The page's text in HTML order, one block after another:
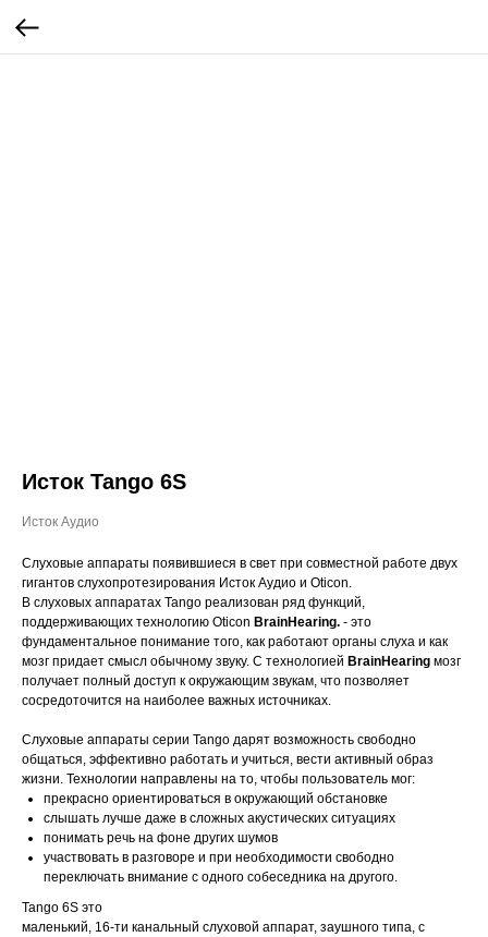
Исток Tango 6S
Исток Аудио
Слуховые аппараты появившиеся в свет при совместной работе двух
гигантов слухопротезирования Исток Аудио и Oticon.
В слуховых аппаратах Tango реализован ряд функций,
поддерживающих технологию Oticon BrainHearing. - это
фундаментальное понимание того, как работают органы слуха и как
мозг придает смысл обычному звуку. С технологией BrainHearing мозг
получает полный доступ к окружающим звукам, что позволяет
сосредоточится на наиболее важных источниках.
Слуховые аппараты серии Tango дарят возможность свободно
общаться, эффективно работать и учиться, вести активный образ
жизни. Технологии направлены на то, чтобы пользователь мог:
прекрасно ориентироваться в окружающий обстановке
слышать лучше даже в сложных акустических ситуациях
понимать речь на фоне других шумов
участвовать в разговоре и при необходимости свободно
переключать внимание с одного собеседника на другого.
Tango 6S это
маленький, 16-ти канальный слуховой аппарат, заушного типа, с